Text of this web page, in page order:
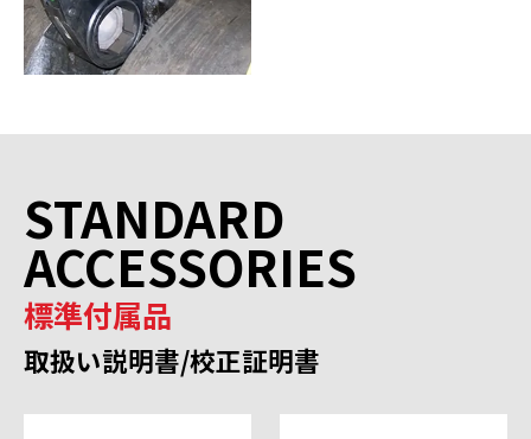
STANDARD
ACCESSORIES
標準付属品
取扱い説明書/校正証明書